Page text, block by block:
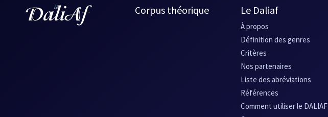
Corpus théorique Le Daliaf
À propos
Définition des genres
Critères
Nos partenaires
Liste des abréviations
Références
Comment utiliser le DALIAF